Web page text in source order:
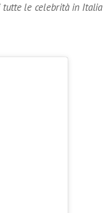
tutte le celebrità in Italia